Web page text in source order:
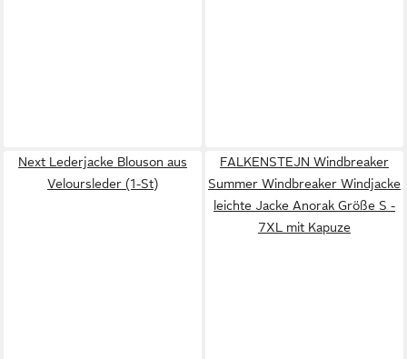
Next Lederjacke Blouson aus
Veloursleder (1-St)
FALKENSTEJN Windbreaker
Summer Windbreaker Windjacke
leichte Jacke Anorak Größe S -
7XL mit Kapuze